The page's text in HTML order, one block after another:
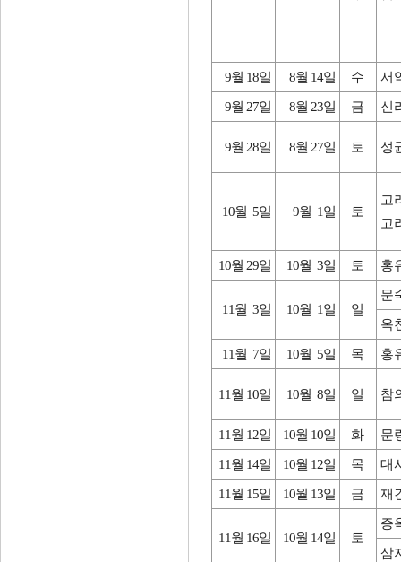
9월 18일 8월 14일 수 서
9월 27일 8월 23일 금 신
9월 28일 8월 27일 토 성
10월 5일 9월 1일 토
고
고
10월 29일 10월 3일 토 홍
11월 3일 10월 1일 일
문
옥
11월 7일 10월 5일 목 홍
11월 10일 10월 8일 일 참
11월 12일 10월 10일 화 문
11월 14일 10월 12일 목 대
11월 15일 10월 13일 금 재
11월 16일 10월 14일 토
증
삼